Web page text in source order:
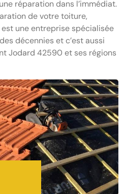
réparation dans l’immédiat.
de votre toiture,
est une entreprise spécialisée
décennies et c’est aussi
Jodard 42590 et ses régions